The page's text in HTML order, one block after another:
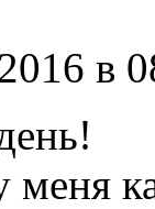
в
меня